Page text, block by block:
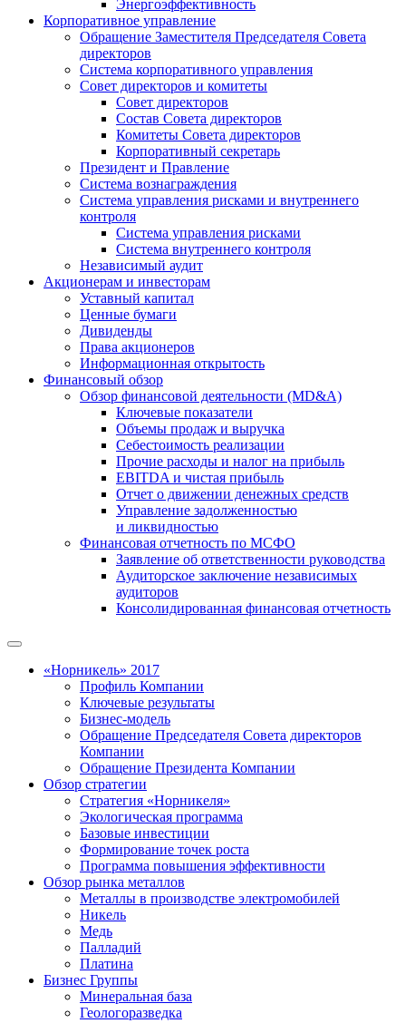
Энергоэффективность
Корпоративное управление
Обращение Заместителя Председателя Совета
директоров
Система корпоративного управления
Совет директоров и комитеты
Совет директоров
Состав Совета директоров
Комитеты Совета директоров
Корпоративный секретарь
Президент и Правление
Система вознаграждения
Система управления рисками и внутреннего
контроля
Система управления рисками
Система внутреннего контроля
Независимый аудит
Акционерам и инвесторам
Уставный капитал
Ценные бумаги
Дивиденды
Права акционеров
Информационная открытость
Финансовый обзор
Обзор финансовой деятельности (MD&A)
Ключевые показатели
Объемы продаж и выручка
Себестоимость реализации
Прочие расходы и налог на прибыль
EBITDA и чистая прибыль
Отчет о движении денежных средств
Управление задолженностью
и ликвидностью
Финансовая отчетность по МСФО
Заявление об ответственности руководства
Аудиторское заключение независимых
аудиторов
Консолидированная финансовая отчетность
«Норникель» 2017
Профиль Компании
Ключевые результаты
Бизнес-модель
Обращение Председателя Совета директоров
Компании
Обращение Президента Компании
Обзор стратегии
Стратегия «Норникеля»
Экологическая программа
Базовые инвестиции
Формирование точек роста
Программа повышения эффективности
Обзор рынка металлов
Металлы в производстве электромобилей
Никель
Медь
Палладий
Платина
Бизнес Группы
Минеральная база
Геологоразведка